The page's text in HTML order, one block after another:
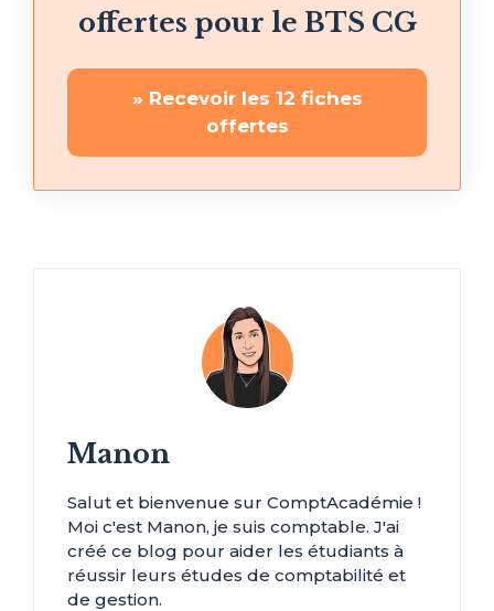
offertes pour le BTS CG
» Recevoir les 12 fiches
offertes
Manon
Salut et bienvenue sur ComptAcadémie !
Moi c'est Manon, je suis comptable. J'ai
créé ce blog pour aider les étudiants à
réussir leurs études de comptabilité et
de gestion.